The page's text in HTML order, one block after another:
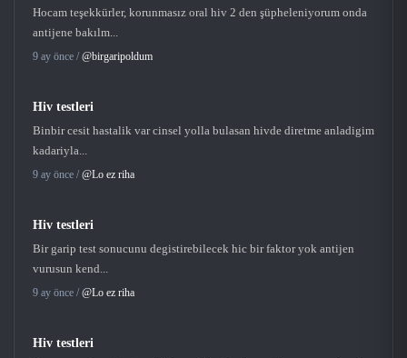
Hocam teşekkürler, korunmasız oral hiv 2 den şüpheleniyorum onda
antijene bakılm...
9 ay önce / @birgaripoldum
Hiv testleri
Binbir cesit hastalik var cinsel yolla bulasan hivde diretme anladigim
kadariyla...
9 ay önce / @Lo ez riha
Hiv testleri
Bir garip test sonucunu degistirebilecek hic bir faktor yok antijen
vurusun kend...
9 ay önce / @Lo ez riha
Hiv testleri